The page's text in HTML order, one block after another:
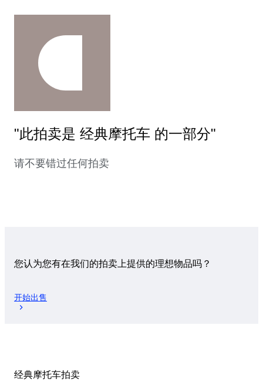
"此拍卖是 经典摩托车 的一部分"
请不要错过任何拍卖
您认为您有在我们的拍卖上提供的理想物品吗？
开始出售
经典摩托车拍卖